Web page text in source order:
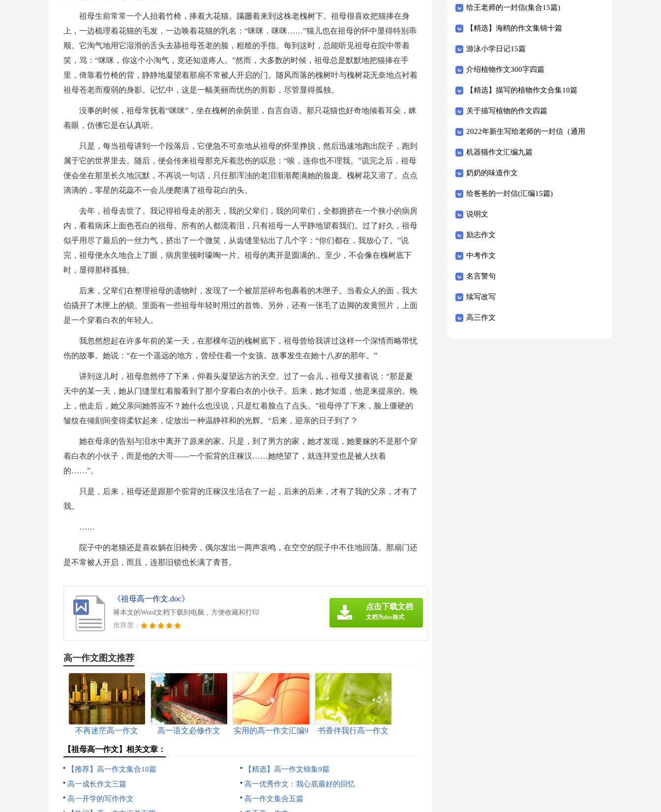
祖母生前常常一个人抬着竹椅，捧着大花猫。蹒跚着来到这株老槐树下。祖母很喜欢把猫捧在身
上，一边梳理着花猫的毛发，一边唤着花猫的乳名：“咪咪，咪咪……”猫儿也在祖母的怀中显得特别乖
顺。它淘气地用它湿滑的舌头去舔祖母苍老的脸，粗糙的手指。每到这时，总能听见祖母在院中带着
笑，骂：“咪咪，你这个小淘气，竟还知道疼人。”然而，大多数的时候，祖母总是默默地把猫捧在手
里，倚靠着竹椅的背，静静地凝望着那扇不常被人开启的门。随风而落的槐树叶与槐树花无奈地点衬着
祖母苍老而瘦弱的身影。记忆中，这是一幅美丽而忧伤的剪影，尽管显得孤独。
没事的时候，祖母常抚着“咪咪”，坐在槐树的余荫里，自言自语。那只花猫也好奇地倾着耳朵，眯
着眼，仿佛它是在认真听。
只是，每当祖母讲到一个段落后，它便急不可奈地从祖母的怀里挣脱，然后迅速地跑出院子，跑到
属于它的世界里去。随后，便会传来祖母那充斥着悲伤的叹息：“唉，连你也不理我。”说完之后，祖母
便会坐在那里长久地沉默，不再说一句话，只任那浑浊的老泪渐渐爬满她的脸庞。槐树花又溶了。点点
滴滴的，零星的花蕊不一会儿便爬满了祖母花白的头。
去年，祖母去世了。我记得祖母走的那天，我的父辈们，我的同辈们，全都拥挤在一个狭小的病房
内，看着病床上面色苍白的祖母。所有的人都流着泪，只有祖母一人平静地望着我们。过了好久，祖母
似乎用尽了最后的一丝力气，挤出了一个微笑，从齿缝里钻出了几个字：“你们都在，我放心了。”说
完，祖母便永久地合上了眼，病房里顿时嚎啕一片。祖母的离开是圆满的.。至少，不会像在槐树底下
时，显得那样孤独。
后来，父辈们在整理祖母的遗物时，发现了一个被层层碎布包裹着的木匣子。当着众人的面，我大
伯撬开了木匣上的锁。里面有一些祖母年轻时用过的首饰。另外，还有一张毛了边脚的发黄照片，上面
是一个穿着白衣的年轻人。
我忽然想起在许多年前的某一天，在那棵年迈的槐树底下，祖母曾给我讲过这样一个深情而略带忧
伤的故事。她说：“在一个遥远的地方，曾经住着一个女孩。故事发生在她十八岁的那年。”
讲到这儿时，祖母忽然停了下来，仰着头凝望远方的天空。过了一会儿，祖母又接着说：“那是夏
天中的某一天，她从门缝里红着脸看到了那个穿着白衣的小伙子。后来，她才知道，他是来提亲的。晚
上，他走后，她父亲问她答应不？她什么也没说，只是红着脸点了点头。”祖母停了下来，脸上僵硬的
皱纹在倾刻间变得柔软起来，绽放出一种温静祥和的光辉。“后来，迎亲的日子到了？
她在母亲的告别与泪水中离开了原来的家。只是，到了男方的家，她才发现，她要嫁的不是那个穿
着白衣的小伙子，而是他的大哥——一个驼背的庄稼汉……她绝望了，就连拜堂也是被人扶着
的……”。
只是，后来，祖母还是跟那个驼背的庄稼汉生活在了一起，后来的后来，才有了我的父亲，才有了
我。
……
院子中的老猫还是喜欢躺在旧椅旁，偶尔发出一两声哀鸣，在空空的院子中不住地回荡。那扇门还
是不常被人开启，而且，连那旧锁也长满了青苔。
《祖母高一作文.doc》
将本文的Word文档下载到电脑，方便收藏和打印
推荐度：
点击下载文档
文档为doc格式
高一作文图文推荐
不再迷茫高一作文 高一语文必修作文
实用的高一作文汇编9
书香伴我行高一作文
【祖母高一作文】相关文章：
【推荐】高一作文集合10篇
【精选】高一作文锦集9篇
高一成长作文三篇
高一优秀作文：我心底最好的回忆
高一开学的写作作文
高一作文集合五篇
给王老师的一封信(集合15篇)
【精选】海鸥的作文集锦十篇
游泳小学日记15篇
介绍植物作文300字四篇
【精选】描写的植物作文合集10篇
关于描写植物的作文四篇
2022年新生写给老师的一封信（通用
8篇）
机器猫作文汇编九篇
奶奶的味道作文
给爸爸的一封信(汇编15篇)
说明文
励志作文
中考作文
名言警句
续写改写
高三作文